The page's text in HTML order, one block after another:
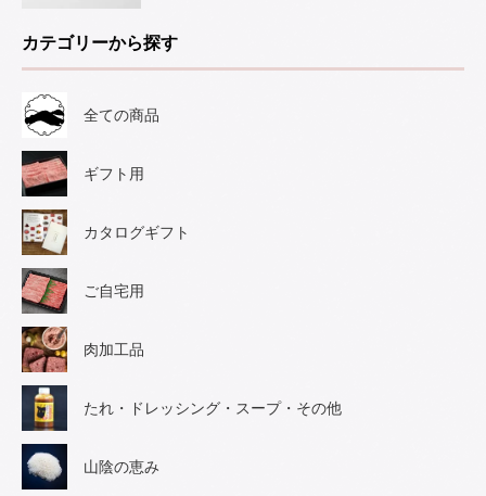
カテゴリーから探す
全ての商品
ギフト用
カタログギフト
ご自宅用
肉加工品
たれ・ドレッシング・スープ・その他
山陰の恵み